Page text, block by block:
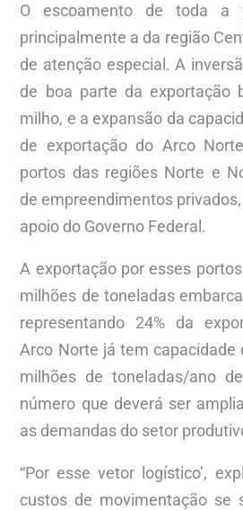
O escoamento de toda a
principalmente a da região
de atenção especial. A
de boa parte da exportação
milho, e a expansão da
de exportação do Arco
portos das regiões Norte e
de empreendimentos
apoio do Governo Federal.
A exportação por esses
milhões de toneladas
representando 24% da
Arco Norte já tem capacidade
milhões de toneladas/ano
número que deverá ser
as demandas do setor
“Por esse vetor logístico’,
custos de movimentação se